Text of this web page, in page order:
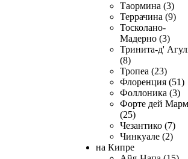
Таормина (3)
Террачина (9)
Тосколано-
Мадерно (3)
Тринита-д'
(8)
Тропеа (23)
Флоренция (51)
Фоллоника (3)
Форте дей
(25)
Чезантико (7)
Чинкуале (2)
на Кипре